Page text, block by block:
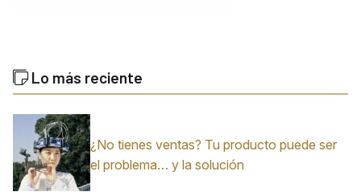
Lo más reciente
¿No tienes ventas? Tu producto puede ser
el problema… y la solución